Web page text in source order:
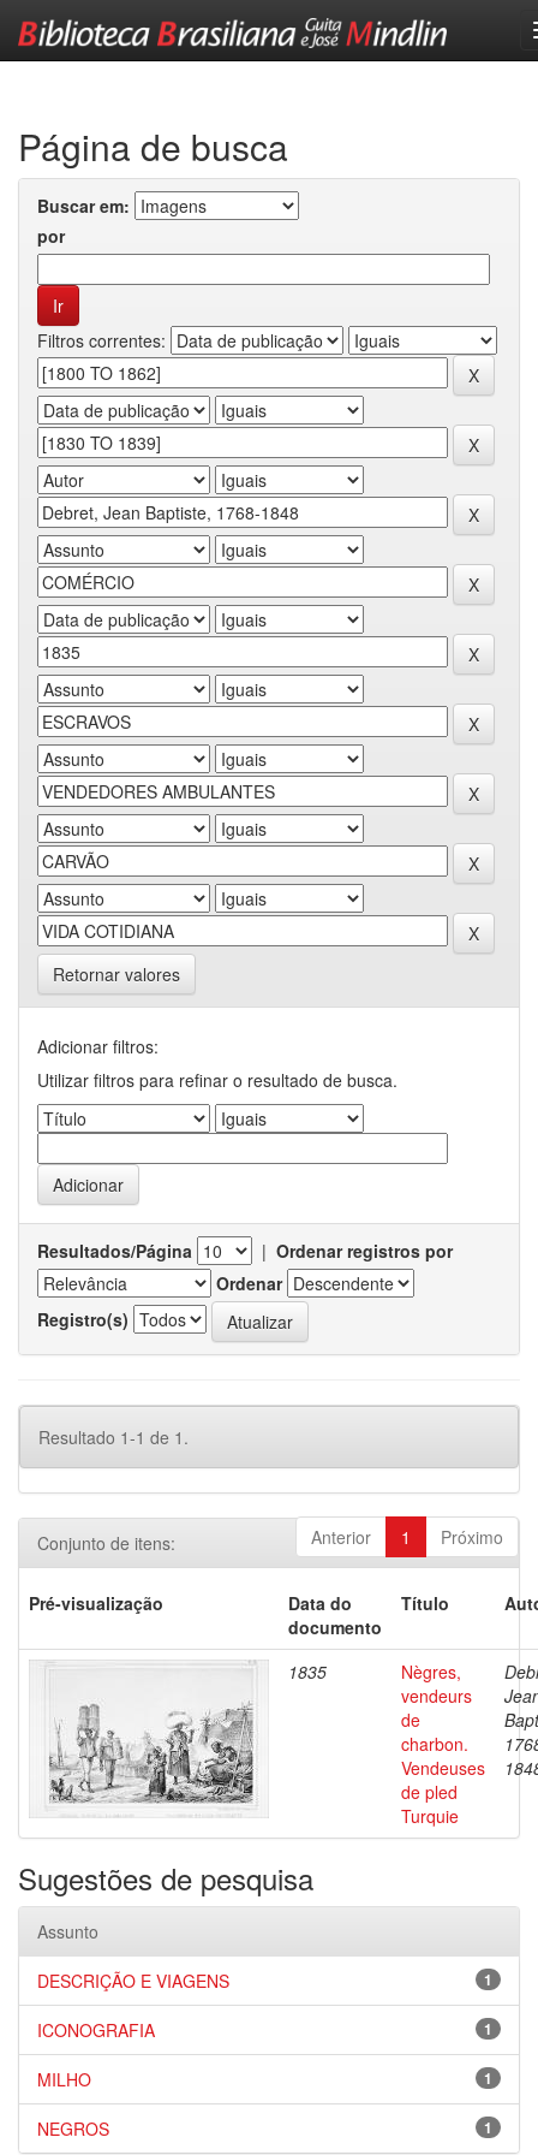
Página de busca
Buscar em:
por
Filtros correntes:
Retornar valores
Adicionar filtros:
Utilizar filtros para refinar o resultado de busca.
Resultados/Página | Ordenar registros por
Ordenar
Registro(s)
Resultado 1-1 de 1.
Anterior 1 Próximo
Conjunto de itens:
Pré-visualização
Data do
documento
Título
1835
Nègres,
vendeurs
de
charbon.
Vendeuses
de pled
Turquie
Sugestões de pesquisa
Assunto
1
DESCRIÇÃO E VIAGENS
1
ICONOGRAFIA
1
MILHO
1
NEGROS